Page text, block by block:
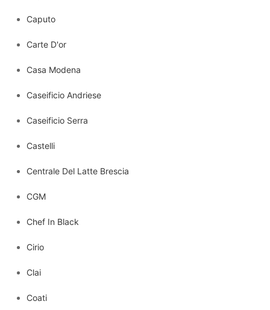
Caputo
Carte D'or
Casa Modena
Caseificio Andriese
Caseificio Serra
Castelli
Centrale Del Latte Brescia
CGM
Chef In Black
Cirio
Clai
Coati